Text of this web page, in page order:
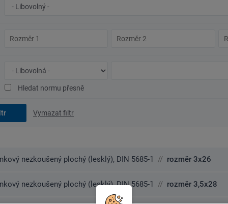
oceli/materiál
normy
Hledat normu přesně
Vymazat filtr
nezkoušený plochý (lesklý), DIN 5685-1 // rozměr 3x26
nezkoušený plochý (lesklý), DIN 5685-1 // rozměr 3,5x28